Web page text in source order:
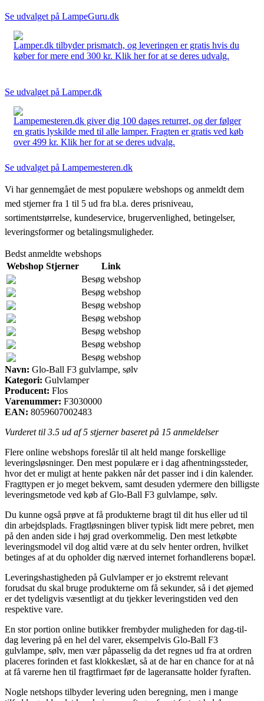
Se udvalget på LampeGuru.dk
Lamper.dk tilbyder prismatch, og leveringen er gratis hvis du
køber for mere end 300 kr. Klik her for at se deres udvalg.
Se udvalget på Lamper.dk
Lampemesteren.dk giver dig 100 dages returret, og der følger
en gratis lyskilde med til alle lamper. Fragten er gratis ved køb
over 499 kr. Klik her for at se deres udvalg.
Se udvalget på Lampemesteren.dk
Vi har gennemgået de mest populære webshops og anmeldt dem
med stjerner fra 1 til 5 ud fra bl.a. deres prisniveau,
sortimentstørrelse, kundeservice, brugervenlighed, betingelser,
leveringsformer og betalingsmuligheder.
Bedst anmeldte webshops
Webshop Stjerner
Link
Besøg webshop
Besøg webshop
Besøg webshop
Besøg webshop
Besøg webshop
Besøg webshop
Besøg webshop
Navn: Glo-Ball F3 gulvlampe, sølv
Kategori: Gulvlamper
Producent: Flos
Varenummer: F3030000
EAN: 8059607002483
Vurderet til 3.5 ud af 5 stjerner baseret på 15 anmeldelser
Flere online webshops foreslår til alt held mange forskellige
leveringsløsninger. Den mest populære er i dag afhentningssteder,
hvor det er muligt at hente pakken når det passer ind i din kalender.
Fragttypen er jo meget bekvem, samt desuden ydermere den billigste
leveringsmetode ved køb af Glo-Ball F3 gulvlampe, sølv.
Du kunne også prøve at få produkterne bragt til dit hus eller ud til
din arbejdsplads. Fragtløsningen bliver typisk lidt mere pebret, men
på den anden side i høj grad overkommelig. Den mest letkøbte
leveringsmodel vil dog altid være at du selv henter ordren, hvilket
betinges af at du opholder dig nærved internet forhandlerens bopæl.
Leveringshastigheden på Gulvlamper er jo ekstremt relevant
forudsat du skal bruge produkterne om få sekunder, så i det øjemed
er det tydeligvis væsentligt at du tjekker leveringstiden ved den
respektive vare.
En stor portion online butikker frembyder muligheden for dag-til-
dag levering på en hel del varer, eksempelvis Glo-Ball F3
gulvlampe, sølv, men vær påpasselig da det regnes ud fra at ordren
placeres forinden et fast klokkeslæt, så at de har en chance for at nå
at få varerne hen til fragtfirmaet før de lageransatte holder fyraften.
Nogle netshops tilbyder levering uden beregning, men i mange